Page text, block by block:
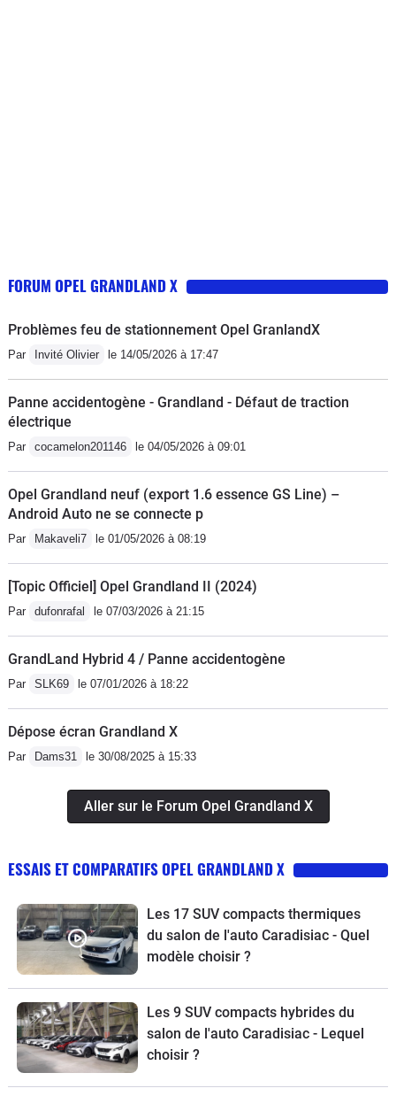
FORUM OPEL GRANDLAND X
Problèmes feu de stationnement Opel GranlandX
Par Invité Olivier le 14/05/2026 à 17:47
Panne accidentogène - Grandland - Défaut de traction
électrique
Par cocamelon201146 le 04/05/2026 à 09:01
Opel Grandland neuf (export 1.6 essence GS Line) –
Android Auto ne se connecte p
Par Makaveli7 le 01/05/2026 à 08:19
[Topic Officiel] Opel Grandland II (2024)
Par dufonrafal le 07/03/2026 à 21:15
GrandLand Hybrid 4 / Panne accidentogène
Par SLK69 le 07/01/2026 à 18:22
Dépose écran Grandland X
Par Dams31 le 30/08/2025 à 15:33
Aller sur le Forum Opel Grandland X
ESSAIS ET COMPARATIFS OPEL GRANDLAND X
Les 17 SUV compacts thermiques
du salon de l'auto Caradisiac - Quel
modèle choisir ?
Les 9 SUV compacts hybrides du
salon de l'auto Caradisiac - Lequel
choisir ?